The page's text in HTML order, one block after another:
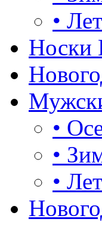
•
Носки
•
•
•